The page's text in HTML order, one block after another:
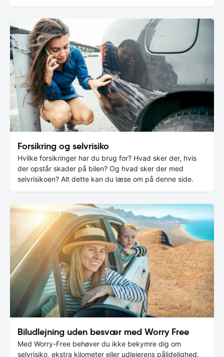
Forsikring og selvrisiko
Hvilke forsikringer har du brug for? Hvad sker der, hvis
der opstår skader på bilen? Og hvad sker der med
selvrisikoen? Alt dette kan du læse om på denne side.
Biludlejning uden besvær med Worry Free
Med Worry-Free behøver du ikke bekymre dig om
selvrisiko, ekstra kilometer eller udlejerens pålidelighed.